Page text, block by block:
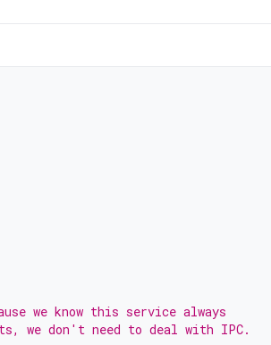
we know this service always
we don't need to deal with IPC.